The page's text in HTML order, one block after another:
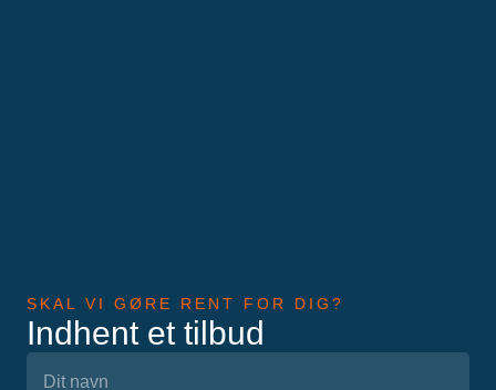
SKAL VI GØRE RENT FOR DIG?
Indhent et tilbud